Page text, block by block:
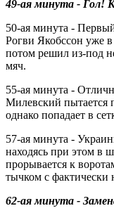
49-ая минута - Гол!
50-ая минута -
Рогви Якобссон уже
потом решил из-под
мяч.
55-ая минута -
Милевский пытается
однако попадает в
57-ая минута -
находясь при этом в
прорывается к
тычком с фактически
62-ая минута -